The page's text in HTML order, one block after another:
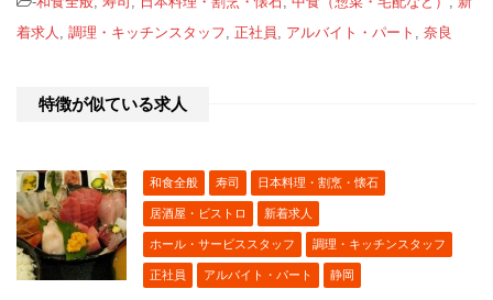
着求人
調理・キッチンスタッフ 正社員 アルバイト・パート 奈良
特徴が似ている求人
和食全般 寿司 日本料理・割烹・懐石
居酒屋・ビストロ 新着求人
ホール・サービススタッフ 調理・キッチンスタッフ
正社員 アルバイト・パート 静岡